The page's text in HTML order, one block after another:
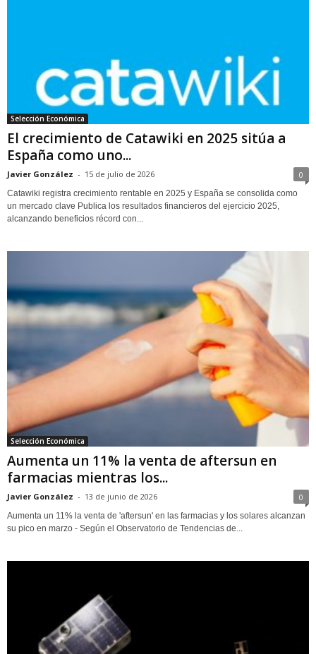
Selección Económica
El crecimiento de Catawiki en 2025 sitúa a
España como uno...
Javier González - 15 de julio de 2026 0
Catawiki registra crecimiento rentable en 2025 y España se consolida como
un mercado clave Publica los resultados financieros del ejercicio 2025,
alcanzando beneficios récord con...
Selección Económica
Aumenta un 11% la venta de aftersun en
farmacias mientras los...
Javier González - 13 de junio de 2026 0
Aumenta un 11% la venta de 'aftersun' en las farmacias y los solares alcanzan
su pico en marzo - Según el Observatorio de Tendencias de...